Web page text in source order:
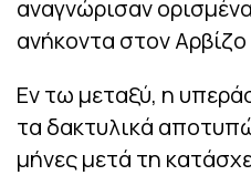
αναγνώρισαν
ανήκοντα στον
Εν τω μεταξύ, η
τα δακτυλικά
μήνες μετά τη